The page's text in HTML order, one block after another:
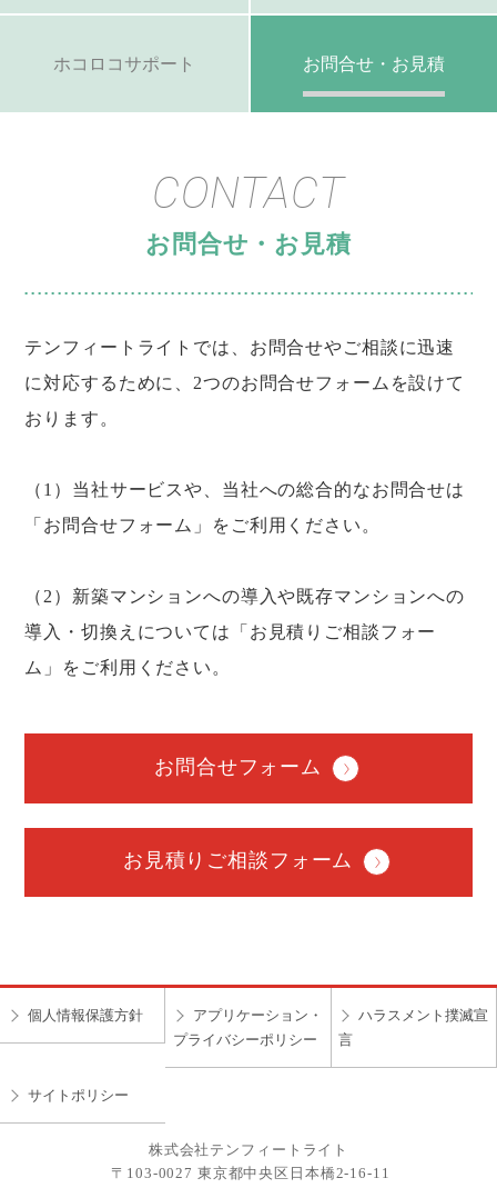
ホコロコサポート お問合せ・お見積
CONTACT
お問合せ・お見積
テンフィートライトでは、お問合せやご相談に迅速
に対応するために、 2つのお問合せフォームを設けて
おります。
（1）当社サービスや、当社への総合的なお問合せは
「お問合せフォーム」をご利用ください。
（2）新築マンションへの導入や既存マンションへの
導入・切換えについては「お見積りご相談フォー
ム」をご利用ください。
お問合せフォーム
お見積りご相談フォーム
個人情報保護方針
アプリケーション・
プライバシーポリシー
ハラスメント撲滅宣
言
サイトポリシー
株式会社テンフィートライト
〒103-0027 東京都中央区日本橋2-16-11